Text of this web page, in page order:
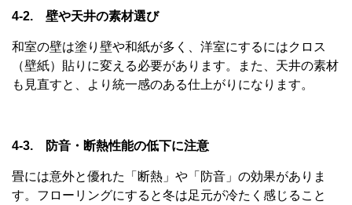
4-2. 壁や天井の素材選び
和室の壁は塗り壁や和紙が多く、洋室にするにはクロス
（壁紙）貼りに変える必要があります。また、天井の素材
も見直すと、より統一感のある仕上がりになります。
4-3. 防音・断熱性能の低下に注意
畳には意外と優れた「断熱」や「防音」の効果がありま
す。フローリングにすると冬は足元が冷たく感じること